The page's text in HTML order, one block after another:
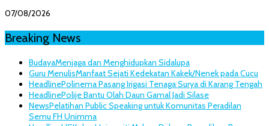
07/08/2026
Breaking News
BudayaMenjaga dan Menghidupkan Sidalupa
Guru MenulisManfaat Sejati Kedekatan Kakek/Nenek pada Cucu
HeadlinePolinema Pasang Irigasi Tenaga Surya di Karang Tengah
HeadlinePolije Bantu Olah Daun Gamal Jadi Silase
NewsPelatihan Public Speaking untuk Komunitas Peradilan
Semu FH Unimma